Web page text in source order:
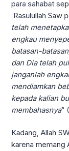
para sahabat
Rasulullah Saw
telah
engkau
batasan-batasan
dan Dia telah
janganlah
mendiamkan
kepada kalian
membahasnya”
Kadang, Allah
karena memang